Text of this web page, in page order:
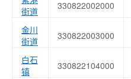
街道
330822002000
金川
街道
330822003000
白石
镇
330822104000